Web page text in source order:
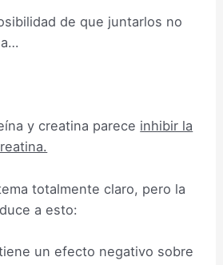
de que juntarlos no
y creatina parece inhibir la
totalmente claro, pero la
a esto:
un efecto negativo sobre